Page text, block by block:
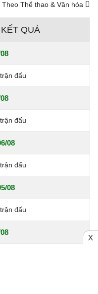
Theo Thể thao & Văn hóa
QUẢ
đấu
đấu
08
đấu
08
đấu
X